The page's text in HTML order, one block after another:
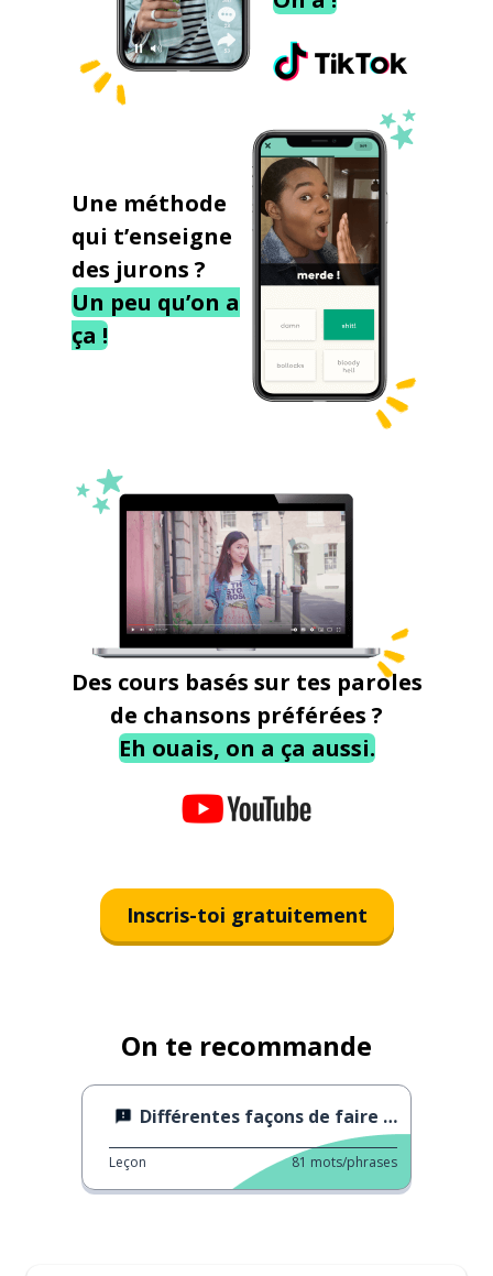
Une méthode
qui t’enseigne
des jurons ?
Un peu qu’on a
ça !
Des cours basés sur tes paroles
de chansons préférées ?
Eh ouais, on a ça aussi.
Inscris-toi gratuitement
On te recommande
Différentes façons de faire le deuil
Leçon 81 mots/phrases